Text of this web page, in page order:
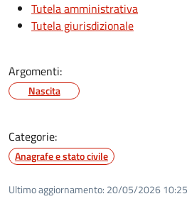
Tutela amministrativa
Tutela giurisdizionale
Argomenti:
Nascita
Categorie:
Anagrafe e stato civile
Ultimo aggiornamento: 20/05/2026